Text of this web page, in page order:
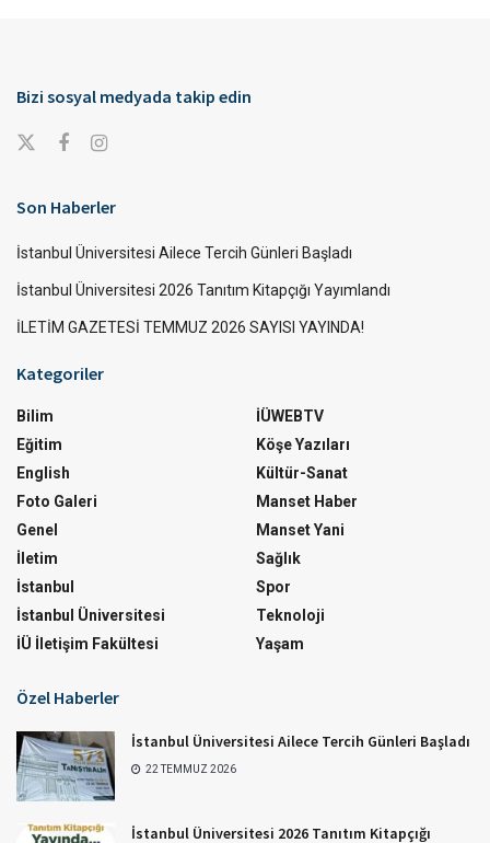
Bizi sosyal medyada takip edin
Son Haberler
İstanbul Üniversitesi Ailece Tercih Günleri Başladı
İstanbul Üniversitesi 2026 Tanıtım Kitapçığı Yayımlandı
İLETİM GAZETESİ TEMMUZ 2026 SAYISI YAYINDA!
Kategoriler
Bilim
Eğitim
English
Foto Galeri
Genel
İletim
İstanbul
İstanbul Üniversitesi
İÜ İletişim Fakültesi
İÜWEBTV
Köşe Yazıları
Kültür-Sanat
Manset Haber
Manset Yani
Sağlık
Spor
Teknoloji
Yaşam
Özel Haberler
İstanbul Üniversitesi Ailece Tercih Günleri Başladı
22 TEMMUZ 2026
İstanbul Üniversitesi 2026 Tanıtım Kitapçığı